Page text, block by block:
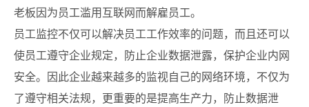
老板因为员工滥用互联网而解雇员工。
员工监控不仅可以解决员工工作效率的问题，而且还可以
使员工遵守企业规定，防止企业数据泄露，保护企业内网
安全。因此企业越来越多的监视自己的网络环境，不仅为
了遵守相关法规，更重要的是提高生产力，防止数据泄